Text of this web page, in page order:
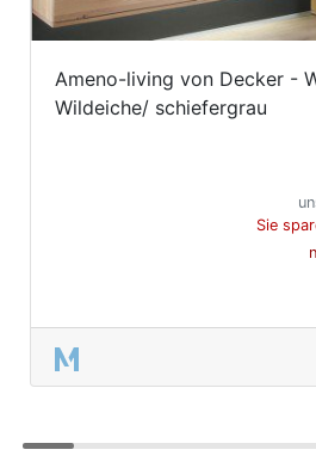
Ameno-living von Decker -
Wildeiche/ schiefergrau
Sie